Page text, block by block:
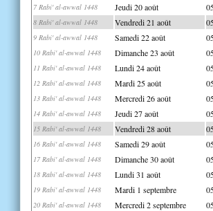
7 Rabi' al-awwal 1448 Jeudi 20 août
8 Rabi' al-awwal 1448 Vendredi 21 août
9 Rabi' al-awwal 1448 Samedi 22 août
10 Rabi' al-awwal 1448 Dimanche 23 août
11 Rabi' al-awwal 1448 Lundi 24 août
12 Rabi' al-awwal 1448 Mardi 25 août
13 Rabi' al-awwal 1448 Mercredi 26 août
14 Rabi' al-awwal 1448 Jeudi 27 août
15 Rabi' al-awwal 1448 Vendredi 28 août
16 Rabi' al-awwal 1448 Samedi 29 août
17 Rabi' al-awwal 1448 Dimanche 30 août
18 Rabi' al-awwal 1448 Lundi 31 août
19 Rabi' al-awwal 1448 Mardi 1 septembre
20 Rabi' al-awwal 1448 Mercredi 2 septembre